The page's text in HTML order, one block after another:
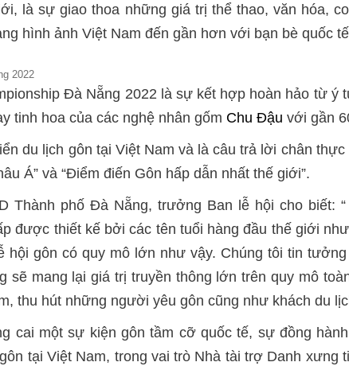
là sự giao thoa những giá trị thể thao, văn hóa,
hình ảnh Việt Nam đến gần hơn với bạn bè quốc
2022
Đà Nẵng 2022 là sự kết hợp hoàn hảo từ ý
tinh hoa của các nghệ nhân gốm Chu Đậu với gần
du lịch gôn tại Việt Nam và là câu trả lời chân
Á” và “Điểm điến Gôn hấp dẫn nhất thế giới”.
Thành phố Đà Nẵng, trưởng Ban lễ hội cho biết:
được thiết kế bởi các tên tuổi hàng đầu thế giới
gôn có quy mô lớn như vậy. Chúng tôi tin
sẽ mang lại giá trị truyền thông lớn trên quy mô
thu hút những người yêu gôn cũng như khách du
cai một sự kiện gôn tầm cỡ quốc tế, sự đồng
tại Việt Nam, trong vai trò Nhà tài trợ Danh xưng